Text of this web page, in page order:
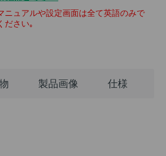
ニュアルや設定画面は全て英語のみで
ださい｡
製品画像 仕様